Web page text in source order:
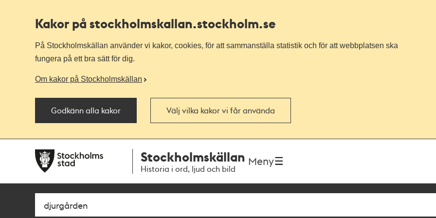
Kakor på stockholmskallan.stockholm.se
På Stockholmskällan använder vi kakor, cookies, för att sammanställa statistik och för att webbplatsen ska
fungera på ett bra sätt för dig.
Om kakor på Stockholmskällan
Godkänn alla kakor Välj vilka kakor vi får använda
navigationen
huvudinnehållet
Stockholmskällan
Historia i ord, ljud och bild
Meny
SökFritextsök